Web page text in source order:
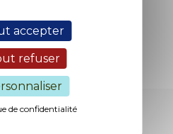
accepter
refuser
de confidentialité
Mme. Laveau-Zimmerle